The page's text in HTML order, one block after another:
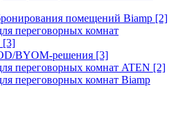
помещений Biamp [2]
переговорных комнат
[3]
BYOM-решения [3]
переговорных комнат ATEN [2]
переговорных комнат Biamp